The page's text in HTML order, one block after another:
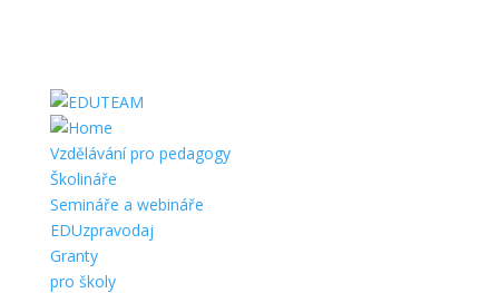
Vzdělávání pro pedagogy
Školináře
Semináře a webináře
EDUzpravodaj
Granty
pro školy